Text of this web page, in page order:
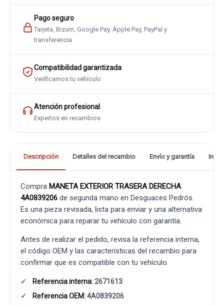
Pago seguro
Tarjeta, Bizum, Google Pay, Apple Pay, PayPal y
transferencia
Compatibilidad garantizada
Verificamos tu vehículo
Atención profesional
Expertos en recambios
Descripción Detalles del recambio Envío y garantía
Compra MANETA EXTERIOR TRASERA DERECHA
4A0839206 de segunda mano en Desguaces Pedrós.
Es una pieza revisada, lista para enviar y una alternativa
económica para reparar tu vehículo con garantía.
Antes de realizar el pedido, revisa la referencia interna,
el código OEM y las características del recambio para
confirmar que es compatible con tu vehículo.
Referencia interna:2671613
Referencia OEM:4A0839206